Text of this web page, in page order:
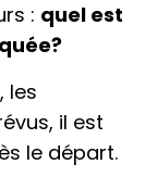
: quel est
les
il est
le départ.